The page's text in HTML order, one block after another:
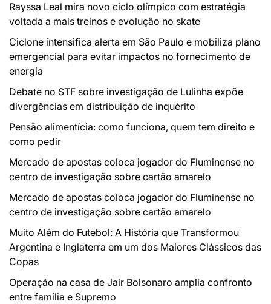
Rayssa Leal mira novo ciclo olímpico com estratégia
voltada a mais treinos e evolução no skate
Ciclone intensifica alerta em São Paulo e mobiliza plano
emergencial para evitar impactos no fornecimento de
energia
Debate no STF sobre investigação de Lulinha expõe
divergências em distribuição de inquérito
Pensão alimentícia: como funciona, quem tem direito e
como pedir
Mercado de apostas coloca jogador do Fluminense no
centro de investigação sobre cartão amarelo
Mercado de apostas coloca jogador do Fluminense no
centro de investigação sobre cartão amarelo
Muito Além do Futebol: A História que Transformou
Argentina e Inglaterra em um dos Maiores Clássicos das
Copas
Operação na casa de Jair Bolsonaro amplia confronto
entre família e Supremo